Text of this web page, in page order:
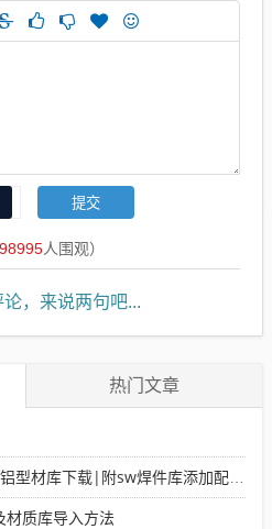
98995人围观）
，来说两句吧...
热门文章
库下载|附sw焊件库添加配置使用教程
质库导入方法